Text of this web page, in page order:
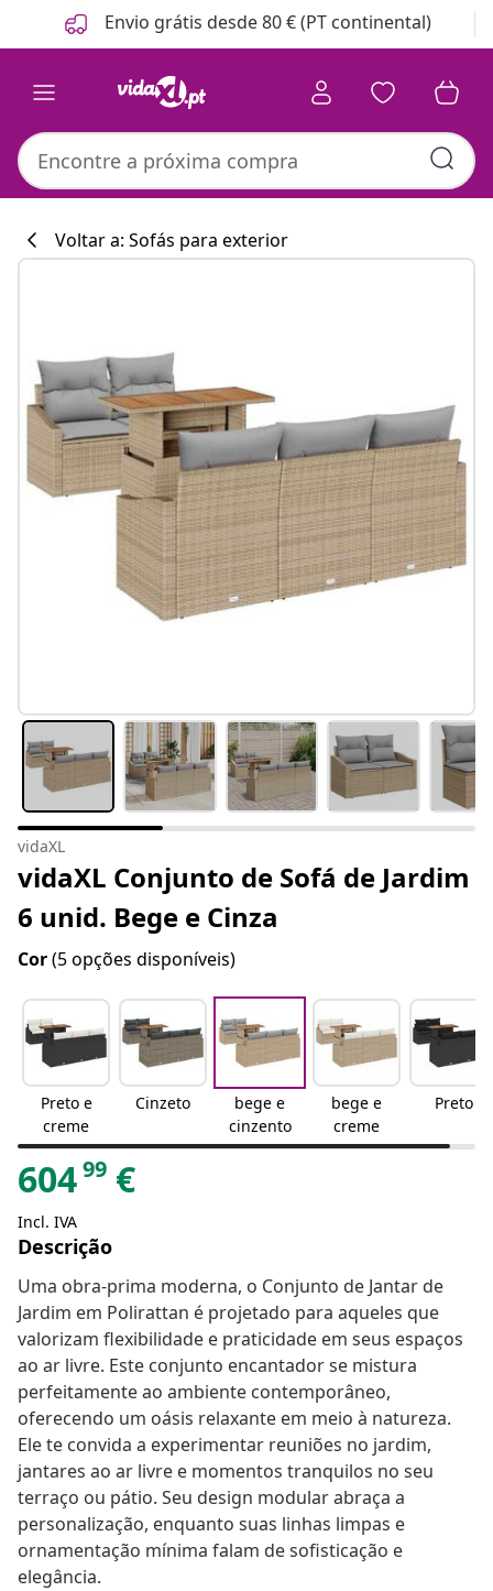
Anterior
Seguinte Envio grátis desde 80 € (PT continental)
Voltar a: Sofás para exterior
vidaXL
vidaXL Conjunto de Sofá de Jardim
6 unid. Bege e Cinza
Cor(5 opções disponíveis)
Preto e
creme
Cinzeto
bege e
cinzento
bege e
creme
Preto
60499 €
Incl. IVA
Descrição
Uma obra-prima moderna, o Conjunto de Jantar de
Jardim em Polirattan é projetado para aqueles que
valorizam flexibilidade e praticidade em seus espaços
ao ar livre. Este conjunto encantador se mistura
perfeitamente ao ambiente contemporâneo,
oferecendo um oásis relaxante em meio à natureza.
Ele te convida a experimentar reuniões no jardim,
jantares ao ar livre e momentos tranquilos no seu
terraço ou pátio. Seu design modular abraça a
personalização, enquanto suas linhas limpas e
ornamentação mínima falam de sofisticação e
elegância.